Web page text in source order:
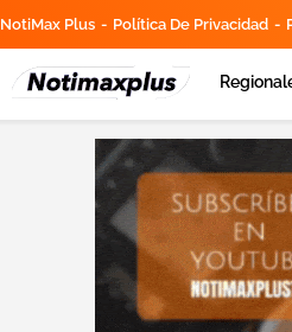
NotiMax Plus Política De Privacidad